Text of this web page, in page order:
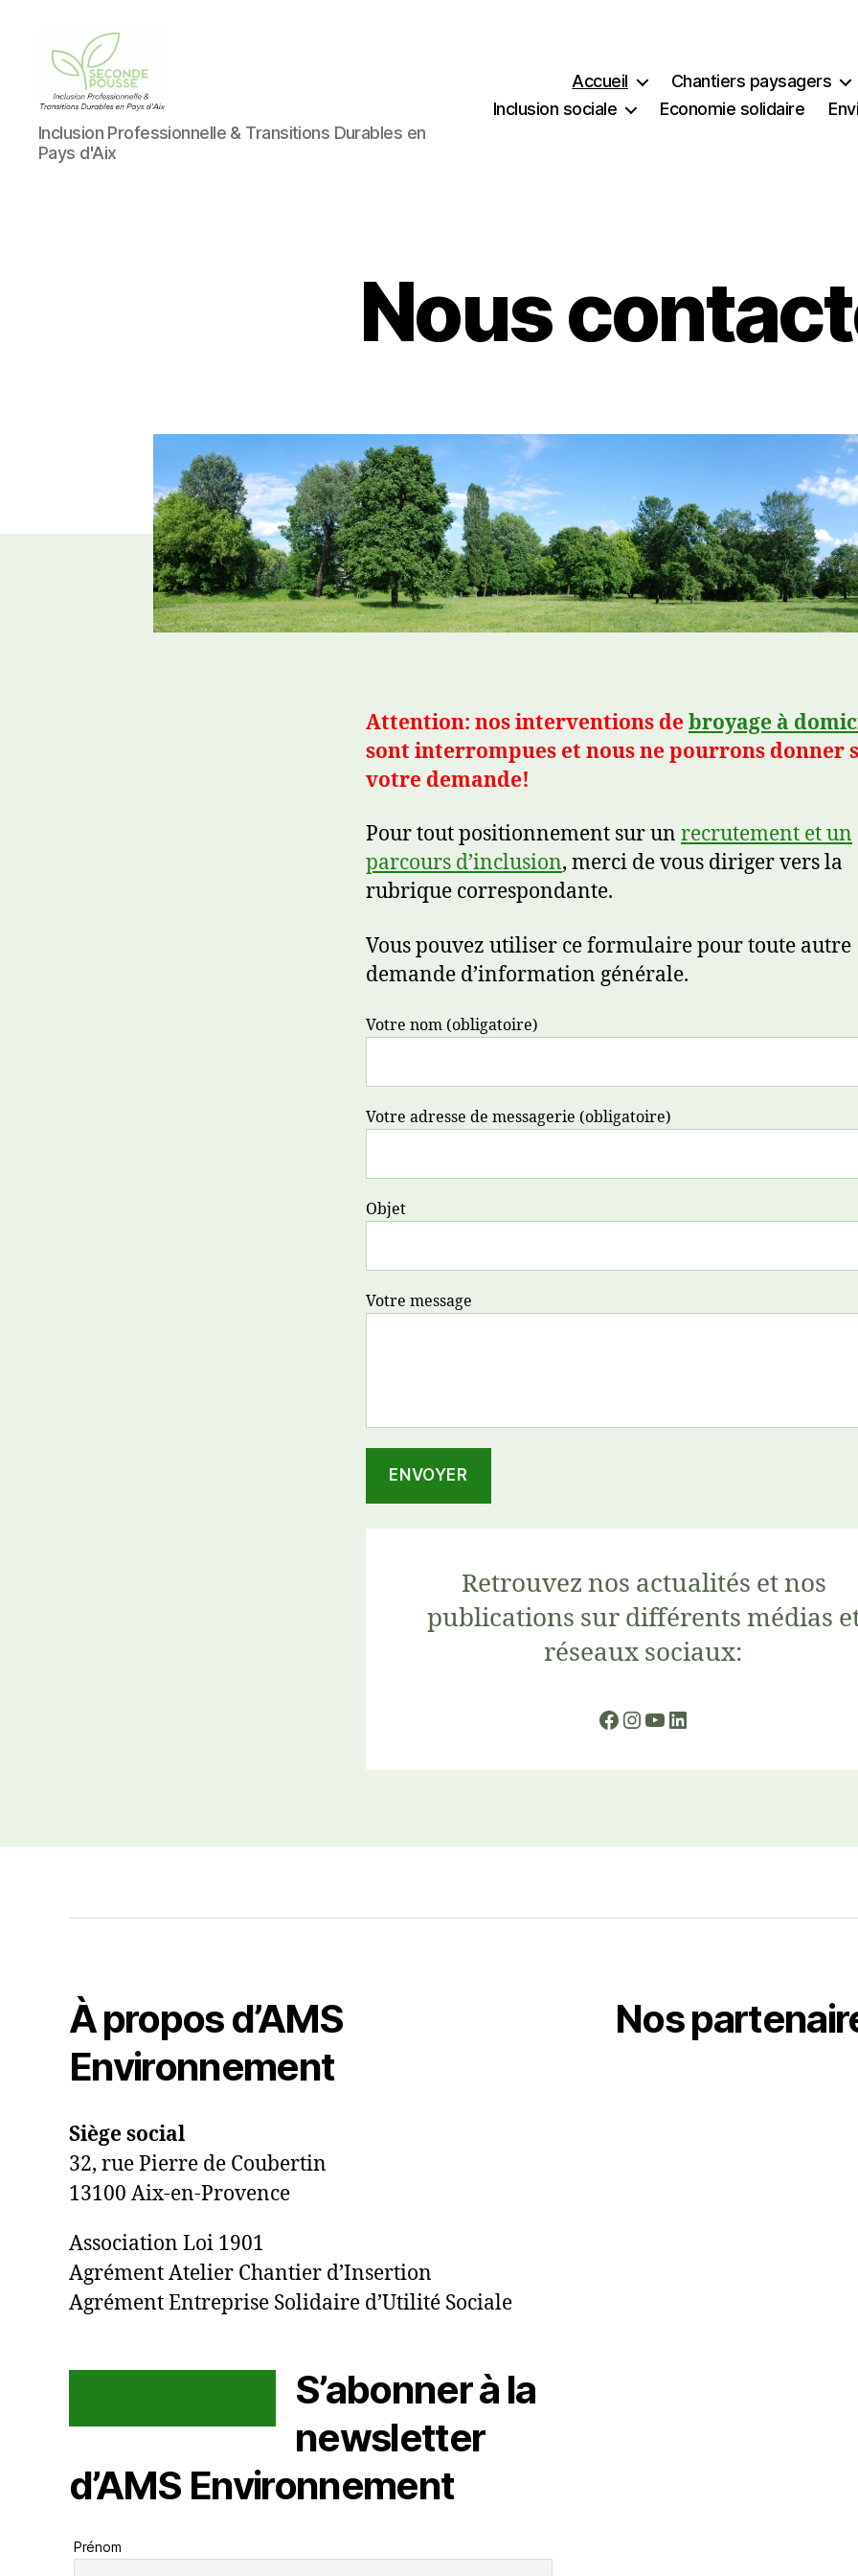
AMS
Environnement
/
Inclusion Professionnelle & Transitions Durables en
Pays d'Aix
Accueil
Chantiers paysagers
Inclusion sociale
Economie solidaire
Nous
Attention: nos interventions debroyage à
sont interrompues et nous ne pourrons donner
votre demande!
Pour tout positionnement sur un recrutement et un
parcours d’inclusion, merci de vous diriger vers la
rubrique correspondante.
Vous pouvez utiliser ce formulaire pour toute autre
demande d’information générale.
Votre nom (obligatoire)
Votre adresse de messagerie (obligatoire)
Objet
Votre message
Retrouvez nos actualités et nos
publications sur différents médias
réseaux sociaux:
Facebook
Instagram
YouTube
LinkedIn
À propos d’AMS
Environnement
Siège social
32, rue Pierre de Coubertin
13100 Aix-en-Provence
Association Loi 1901
Agrément Atelier Chantier d’Insertion
Agrément Entreprise Solidaire d’Utilité Sociale
S’abonner à la
newsletter
d’AMS Environnement
Prénom
Nos